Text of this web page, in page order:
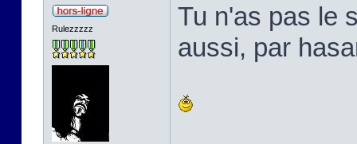
Rulezzzzz
Tu n'as pas le
aussi, par